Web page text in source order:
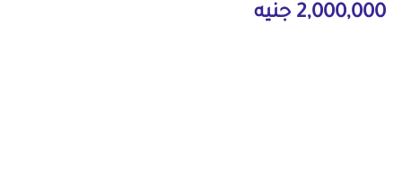
2,000,000 جنيه